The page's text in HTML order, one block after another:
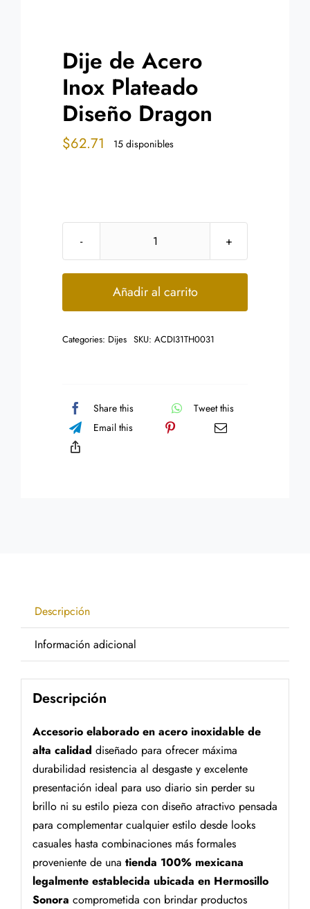
Dije de Acero
Inox Plateado
Diseño Dragon
$62.71 15 disponibles
Dije
Acero
Diseño
Añadir al carrito
Categories: Dijes SKU: ACDI31TH0031
Share this
Tweet this
Email this
Descripción
Información adicional
Descripción
Accesorio elaborado en acero inoxidable de
alta calidad diseñado para ofrecer máxima
durabilidad resistencia al desgaste y excelente
presentación ideal para uso diario sin perder su
brillo ni su estilo pieza con diseño atractivo pensada
para complementar cualquier estilo desde looks
casuales hasta combinaciones más formales
proveniente de una tienda 100% mexicana
legalmente establecida ubicada en Hermosillo
Sonora comprometida con brindar productos